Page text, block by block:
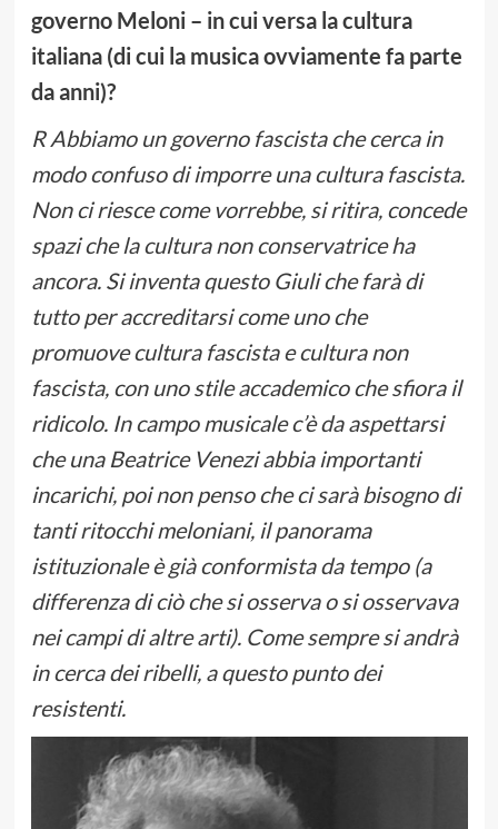
governo Meloni – in cui versa la cultura
italiana (di cui la musica ovviamente fa parte
da anni)?
R Abbiamo un governo fascista che cerca in
modo confuso di imporre una cultura fascista.
Non ci riesce come vorrebbe, si ritira, concede
spazi che la cultura non conservatrice ha
ancora. Si inventa questo Giuli che farà di
tutto per accreditarsi come uno che
promuove cultura fascista e cultura non
fascista, con uno stile accademico che sfiora il
ridicolo. In campo musicale c’è da aspettarsi
che una Beatrice Venezi abbia importanti
incarichi, poi non penso che ci sarà bisogno di
tanti ritocchi meloniani, il panorama
istituzionale è già conformista da tempo (a
differenza di ciò che si osserva o si osservava
nei campi di altre arti). Come sempre si andrà
in cerca dei ribelli, a questo punto dei
resistenti.